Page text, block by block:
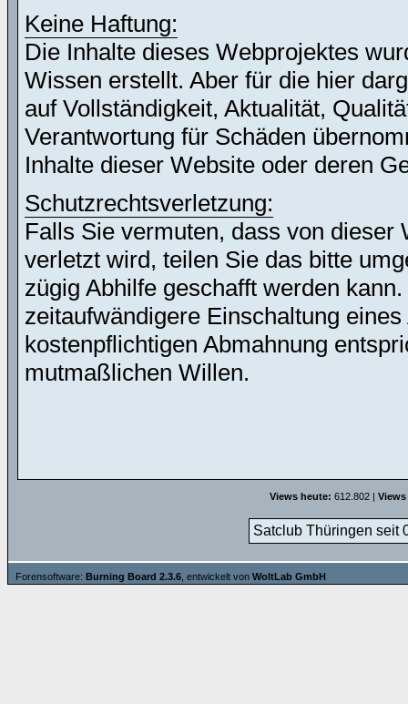
Keine Haftung:
Die Inhalte dieses Webprojektes
Wissen erstellt. Aber für die hier
auf Vollständigkeit, Aktualität,
Verantwortung für Schäden
Inhalte dieser Website oder deren
Schutzrechtsverletzung:
Falls Sie vermuten, dass von
verletzt wird, teilen Sie das bitte
zügig Abhilfe geschafft werden
zeitaufwändigere Einschaltung
kostenpflichtigen Abmahnung
mutmaßlichen Willen.
Views heute: 612.802 |
Satclub Thüringen seit
Forensoftware: Burning Board 2.3.6 , entwickelt von WoltLab GmbH